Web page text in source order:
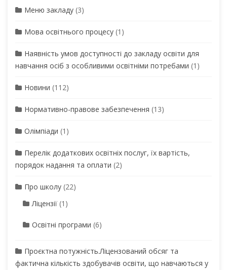
Меню закладу (3)
Мова освітнього процесу (1)
Наявність умов доступності до закладу освіти для
навчання осіб з особливими освітніми потребами (1)
Новини (112)
Нормативно-правове забезпечення (13)
Олімпіади (1)
Перелік додаткових освітніх послуг, їх вартість,
порядок надання та оплати (2)
Про школу (22)
Ліцензії (1)
Освітні програми (6)
Проєктна потужність.Ліцензований обсяг та
фактична кількість здобувачів освіти, що навчаються у